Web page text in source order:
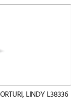
LINDY L38336